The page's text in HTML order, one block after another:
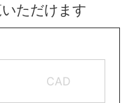
ただけます
CAD